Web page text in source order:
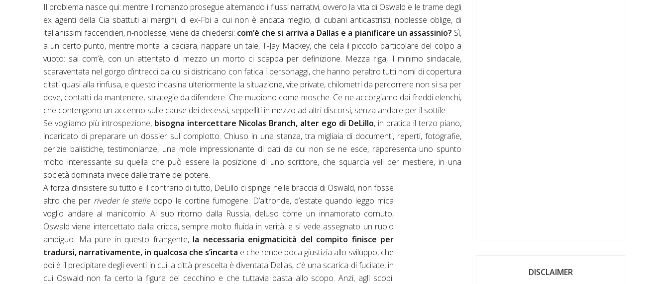
Il problema nasce qui: mentre il romanzo prosegue alternando i flussi narrativi, ovvero la vita di Oswald e le trame degli
ex agenti della Cia sbattuti ai margini, di ex-Fbi a cui non è andata meglio, di cubani anticastristi, noblesse oblige, di
italianissimi faccendieri, ri-noblesse, viene da chiedersi: com’è che si arriva a Dallas e a pianificare un assassinio? Sì,
a un certo punto, mentre monta la caciara, riappare un tale, T-Jay Mackey, che cela il piccolo particolare del colpo a
vuoto: sai com’è, con un attentato di mezzo un morto ci scappa per definizione. Mezza riga, il minimo sindacale,
scaraventata nel gorgo d’intrecci da cui si districano con fatica i personaggi, che hanno peraltro tutti nomi di copertura
citati quasi alla rinfusa, e questo incasina ulteriormente la situazione, vite private, chilometri da percorrere non si sa per
dove, contatti da mantenere, strategie da difendere. Che muoiono come mosche. Ce ne accorgiamo dai freddi elenchi,
che contengono un accenno sulle cause dei decessi, seppelliti in mezzo ad altri discorsi, senza andare per il sottile.
Se vogliamo più introspezione, bisogna intercettare Nicolas Branch, alter ego di DeLillo, in pratica il terzo piano,
incaricato di preparare un dossier sul complotto. Chiuso in una stanza, tra migliaia di documenti, reperti, fotografie,
perizie balistiche, testimonianze, una mole impressionante di dati da cui non se ne esce, rappresenta uno spunto
molto interessante su quella che può essere la posizione di uno scrittore, che squarcia veli per mestiere, in una
società dominata invece dalle trame del potere.
A forza d’insistere su tutto e il contrario di tutto, DeLillo ci spinge nelle braccia di Oswald, non fosse
altro che per riveder le stelledopo le cortine fumogene. D’altronde, d’estate quando leggo mica
voglio andare al manicomio. Al suo ritorno dalla Russia, deluso come un innamorato cornuto,
Oswald viene intercettato dalla cricca, sempre molto fluida in verità, e si vede assegnato un ruolo
ambiguo. Ma pure in questo frangente, la necessaria enigmaticità del compito finisce per
tradursi, narrativamente, in qualcosa che s’incarta e che rende poca giustizia allo sviluppo, che
poi è il precipitare degli eventi in cui la città prescelta è diventata Dallas, c’è una scarica di fucilate, in
cui Oswald non fa certo la figura del cecchino e che tuttavia basta allo scopo. Anzi, agli scopi:
DISCLAIMER